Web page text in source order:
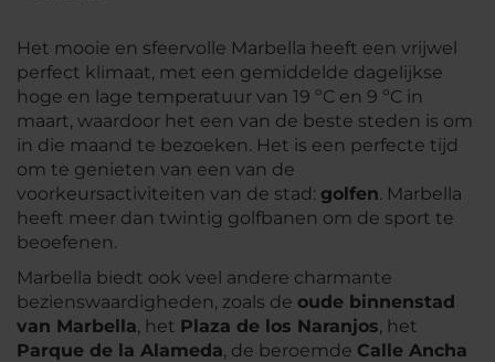
Het mooie en sfeervolle Marbella heeft een vrijwel
perfect klimaat, met een gemiddelde dagelijkse
hoge en lage temperatuur van 19 ºC en 9 ºC in
maart, waardoor het een van de beste steden is om
in die maand te bezoeken. Het is een perfecte tijd
om te genieten van een van de
voorkeursactiviteiten van de stad: golfen. Marbella
heeft meer dan twintig golfbanen om de sport te
beoefenen.
Marbella biedt ook veel andere charmante
bezienswaardigheden, zoals de oude binnenstad
van Marbella, het Plaza de los Naranjos, het
Parque de la Alameda, de beroemde Calle Ancha